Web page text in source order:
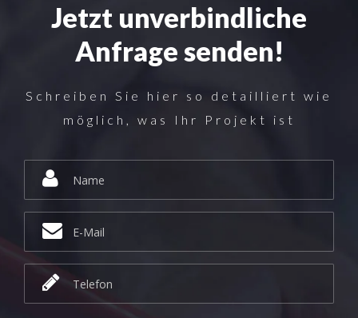
Jetzt unverbindliche
Anfrage senden!
Schreiben Sie hier so detailliert wie
möglich, was Ihr Projekt ist